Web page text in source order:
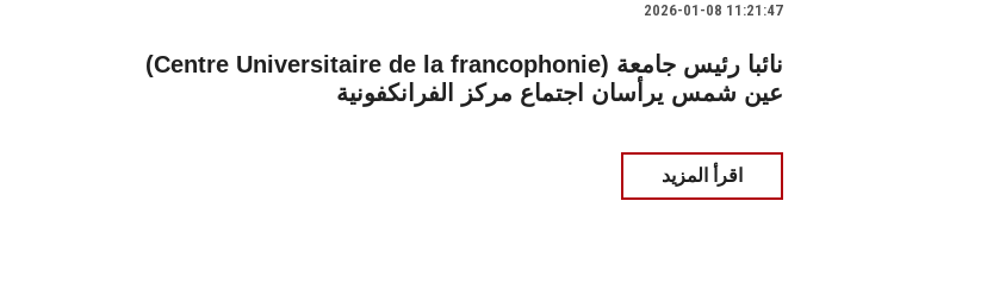
2026-01-08 11:21:47
(Centre Universitaire de la francophonie) نائبا رئيس جامعة
عين شمس يرأسان اجتماع مركز الفرانكفونية
اقرأ المزيد